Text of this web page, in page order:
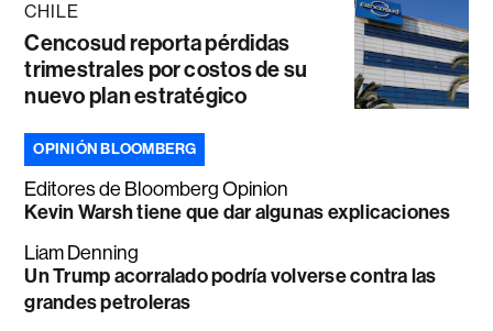
CHILE
Cencosud reporta pérdidas
trimestrales por costos de su
nuevo plan estratégico
OPINIÓN BLOOMBERG
Editores de Bloomberg Opinion
Kevin Warsh tiene que dar algunas explicaciones
Liam Denning
Un Trump acorralado podría volverse contra las
grandes petroleras